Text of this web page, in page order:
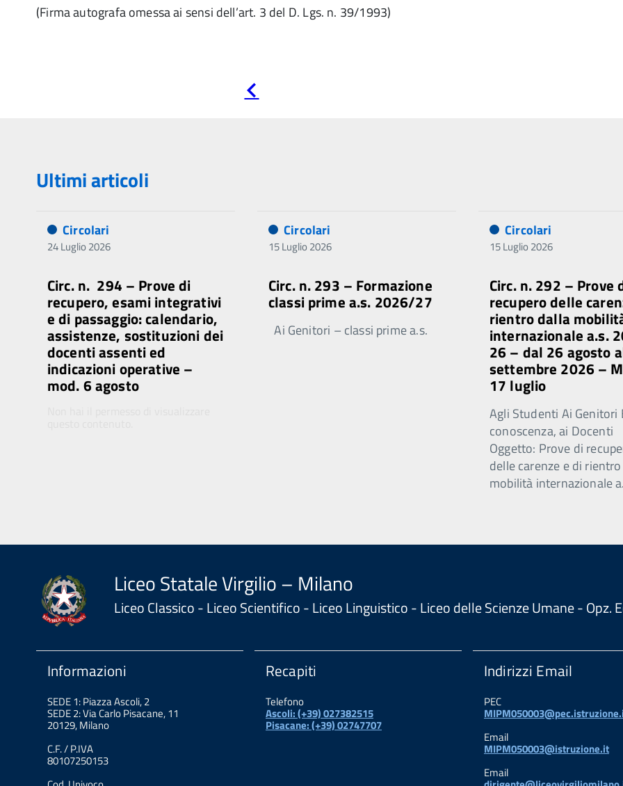
(Firma autografa omessa ai sensi dell’art. 3 del D. Lgs. n. 39/1993)
precedente
Ultimi articoli
Circolari
24 Luglio 2026
Circ. n. 294 – Prove di
recupero, esami integrativi
e di passaggio: calendario,
assistenze, sostituzioni dei
docenti assenti ed
indicazioni operative –
mod. 6 agosto
Circolari
15 Luglio 2026
Circ. n. 293 – Formazione
classi prime a.s. 2026/27
Ai Genitori – classi prime a.s.
Circolari
15 Luglio 2026
Circ. n. 292 – Prove
recupero delle
rientro dalla
internazionale a.s.
26 – dal 26 agosto
settembre 2026 –
17 luglio
Agli Studenti Ai Genitori
conoscenza, ai Docenti
Oggetto: Prove di
delle carenze e di
mobilità internazionale a.
Liceo Statale Virgilio – Milano
Liceo Classico - Liceo Scientifico - Liceo Linguistico - Liceo delle Scienze Umane - Opz.
Informazioni
SEDE 1: Piazza Ascoli, 2
SEDE 2: Via Carlo Pisacane, 11
20129, Milano
C.F. / P.IVA
80107250153
Recapiti
Telefono
Ascoli: (+39) 027382515
Pisacane: (+39) 02747707
Indirizzi Email
PEC
Email
MIPM050003@istruzione.it
Email